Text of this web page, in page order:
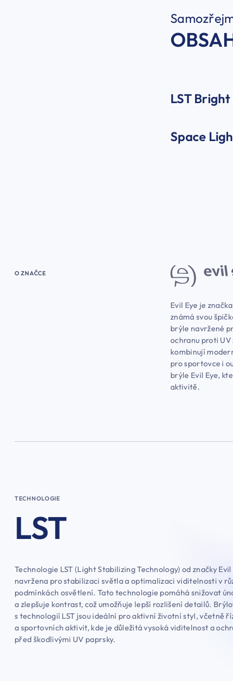
LST
Space
O ZNAČCE
Evil Eye je
známá svou
brýle navržené
ochranu proti
kombinují
pro sportovce i
brýle Evil Eye,
aktivitě.
TECHNOLOGIE
LST
Technologie LST (Light Stabilizing Technology) od značky Evil
navržena pro stabilizaci světla a optimalizaci viditelnosti v
podmínkách osvětlení. Tato technologie pomáhá snižovat
a zlepšuje kontrast, což umožňuje lepší rozlišení detailů.
s technologií LST jsou ideální pro aktivní životní styl, včetně
a sportovních aktivit, kde je důležitá vysoká viditelnost a
před škodlivými UV paprsky.